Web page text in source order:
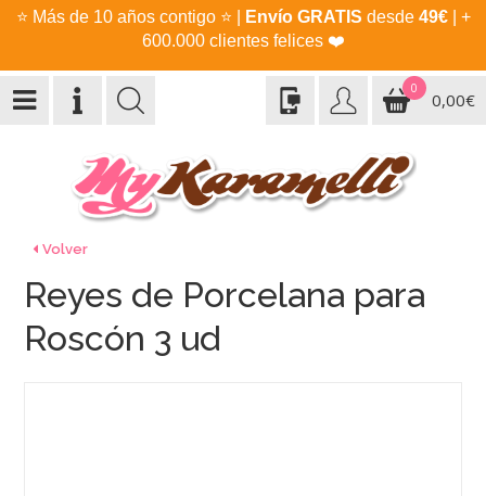
⭐ Más de 10 años contigo ⭐ Envío GRATIS desde 49€| +
600.000 clientes felices ❤️
0
0,00€
Volver
Reyes de Porcelana para
Roscón 3 ud